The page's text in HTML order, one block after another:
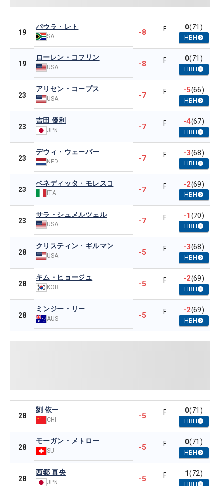
19
パウラ・レト
SAF -8 F 0(71)
HBH
19
ローレン・コフリン
USA -8 F 0(71)
HBH
23
アリセン・コープス
USA -7 F -5(66)
HBH
23
吉田 優利
JPN -7 F -4(67)
HBH
23
デウィ・ウェーバー
NED -7 F -3(68)
HBH
23
ベネディッタ・モレスコ
ITA -7 F -2(69)
HBH
23
サラ・シュメルツェル
USA -7 F -1(70)
HBH
28
クリスティン・ギルマン
USA -5 F -3(68)
HBH
28
キム・ヒョージュ
KOR -5 F -2(69)
HBH
28
ミンジー・リー
AUS -5 F -2(69)
HBH
28
劉 依一
CHI -5 F 0(71)
HBH
28
モーガン・メトロー
SUI -5 F 0(71)
HBH
28
西郷 真央
JPN -5 F 1(72)
HBH